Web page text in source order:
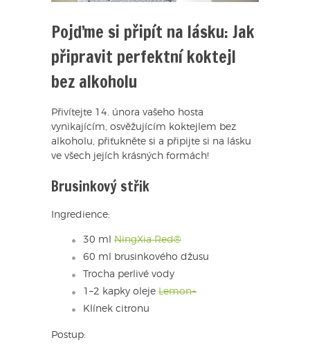
Pojďme si připít na lásku: Jak
připravit perfektní koktejl
bez alkoholu
Přivítejte 14. února vašeho hosta
vynikajícím, osvěžujícím koktejlem bez
alkoholu, přiťukněte si a připijte si na lásku
ve všech jejích krásných formách!
Brusinkový střik
Ingredience:
30 ml NingXia Red®
60 ml brusinkového džusu
Trocha perlivé vody
1–2 kapky oleje Lemon+
Klínek citronu
Postup: